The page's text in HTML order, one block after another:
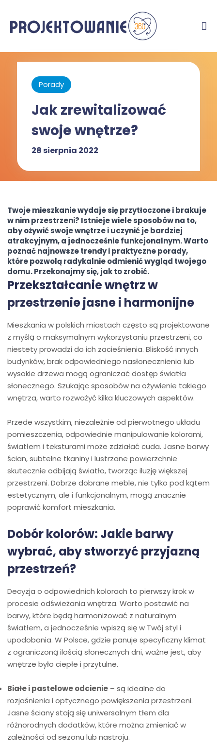
Porady
Jak zrewitalizować
swoje wnętrze?
28 sierpnia 2022
Twoje mieszkanie wydaje się przytłoczone i brakuje
w nim przestrzeni? Istnieje wiele sposobów na to,
aby ożywić swoje wnętrze i uczynić je bardziej
atrakcyjnym, a jednocześnie funkcjonalnym. Warto
poznać najnowsze trendy i praktyczne porady,
które pozwolą radykalnie odmienić wygląd twojego
domu. Przekonajmy się, jak to zrobić.
Przekształcanie wnętrz w
przestrzenie jasne i harmonijne
Mieszkania w polskich miastach często są projektowane
z myślą o maksymalnym wykorzystaniu przestrzeni, co
niestety prowadzi do ich zacieśnienia. Bliskość innych
budynków, brak odpowiedniego nasłonecznienia lub
wysokie drzewa mogą ograniczać dostęp światła
słonecznego. Szukając sposobów na ożywienie takiego
wnętrza, warto rozważyć kilka kluczowych aspektów.
Przede wszystkim, niezależnie od pierwotnego układu
pomieszczenia, odpowiednie manipulowanie kolorami,
światłem i teksturami może zdziałać cuda. Jasne barwy
ścian, subtelne tkaniny i lustrzane powierzchnie
skutecznie odbijają światło, tworząc iluzję większej
przestrzeni. Dobrze dobrane meble, nie tylko pod kątem
estetycznym, ale i funkcjonalnym, mogą znacznie
poprawić komfort mieszkania.
Dobór kolorów: Jakie barwy
wybrać, aby stworzyć przyjazną
przestrzeń?
Decyzja o odpowiednich kolorach to pierwszy krok w
procesie odświeżania wnętrza. Warto postawić na
barwy, które będą harmonizować z naturalnym
światłem, a jednocześnie wpiszą się w Twój styl i
upodobania. W Polsce, gdzie panuje specyficzny klimat
z ograniczoną ilością słonecznych dni, ważne jest, aby
wnętrze było ciepłe i przytulne.
Białe i pastelowe odcienie – są idealne do
rozjaśnienia i optycznego powiększenia przestrzeni.
Jasne ściany stają się uniwersalnym tłem dla
różnorodnych dodatków, które można zmieniać w
zależności od sezonu lub nastroju.